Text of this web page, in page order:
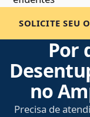
SOLICITE SEU
Por
no
Precisa de